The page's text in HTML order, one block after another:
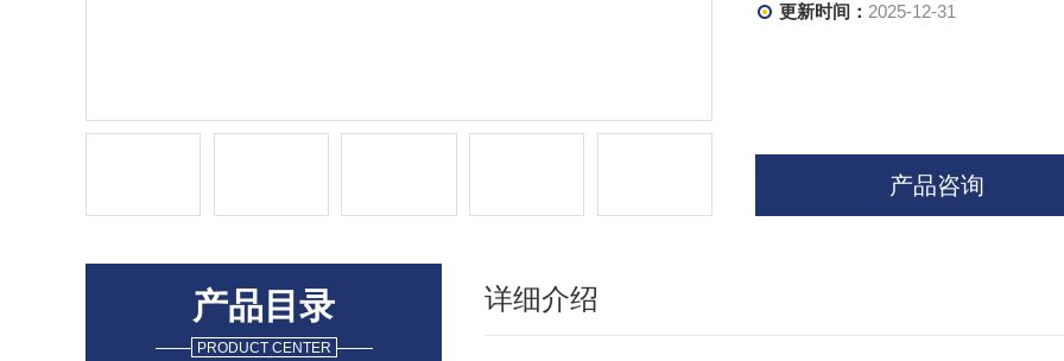
更新时间： 2025-12-31
产品咨询
产品目录
PRODUCT CENTER
详细介绍